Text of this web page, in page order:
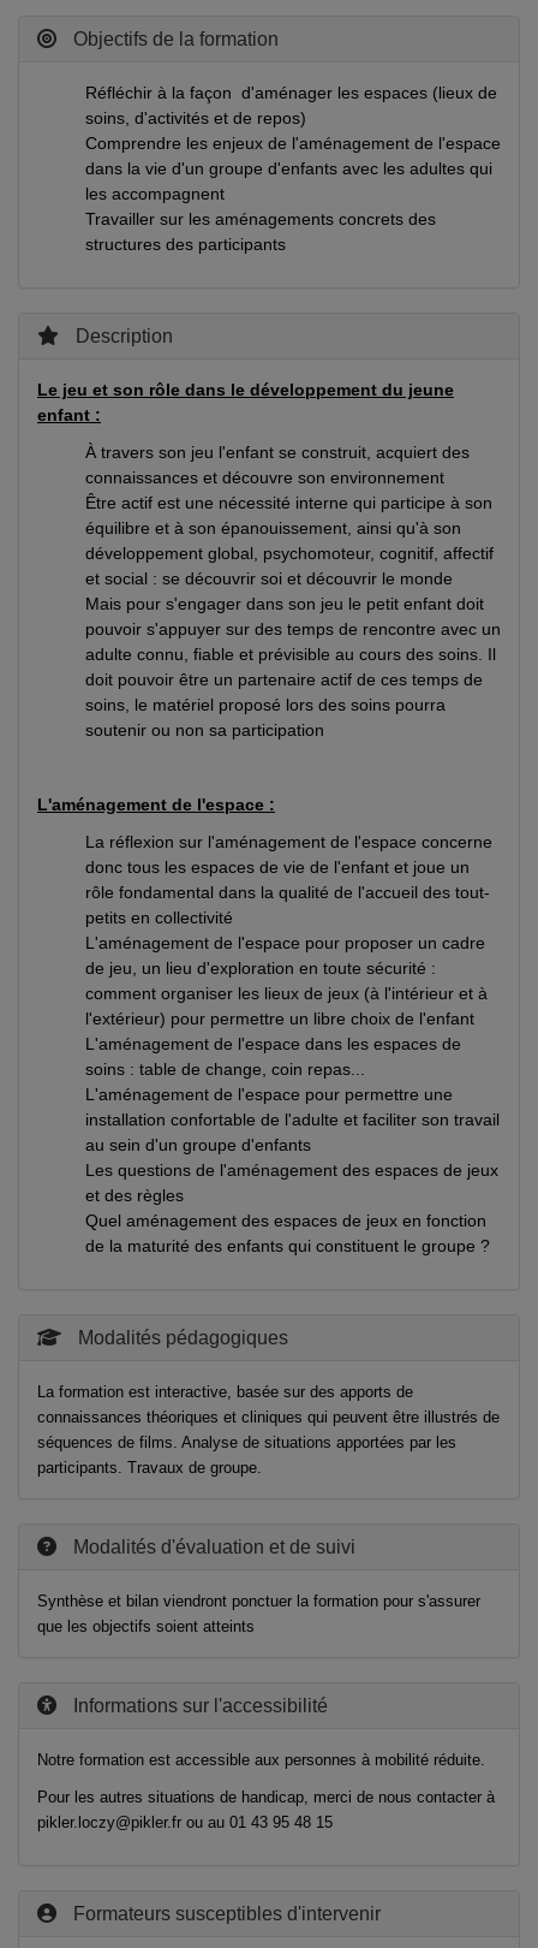
Objectifs de la formation
Réfléchir à la façon d'aménager les espaces (lieux de
soins, d'activités et de repos)
Comprendre les enjeux de l'aménagement de l'espace
dans la vie d'un groupe d'enfants avec les adultes qui
les accompagnent
Travailler sur les aménagements concrets des
structures des participants
Description
Le jeu et son rôle dans le développement du jeune
enfant :
À travers son jeu l'enfant se construit, acquiert des
connaissances et découvre son environnement
Être actif est une nécessité interne qui participe à son
équilibre et à son épanouissement, ainsi qu'à son
développement global, psychomoteur, cognitif, affectif
et social : se découvrir soi et découvrir le monde
Mais pour s'engager dans son jeu le petit enfant doit
pouvoir s'appuyer sur des temps de rencontre avec un
adulte connu, fiable et prévisible au cours des soins. Il
doit pouvoir être un partenaire actif de ces temps de
soins, le matériel proposé lors des soins pourra
soutenir ou non sa participation
L'aménagement de l'espace :
La réflexion sur l'aménagement de l'espace concerne
donc tous les espaces de vie de l'enfant et joue un
rôle fondamental dans la qualité de l'accueil des tout-
petits en collectivité
L'aménagement de l'espace pour proposer un cadre
de jeu, un lieu d'exploration en toute sécurité :
comment organiser les lieux de jeux (à l'intérieur et à
l'extérieur) pour permettre un libre choix de l'enfant
L'aménagement de l'espace dans les espaces de
soins : table de change, coin repas...
L'aménagement de l'espace pour permettre une
installation confortable de l'adulte et faciliter son travail
au sein d'un groupe d'enfants
Les questions de l'aménagement des espaces de jeux
et des règles
Quel aménagement des espaces de jeux en fonction
de la maturité des enfants qui constituent le groupe ?
Modalités pédagogiques
La formation est interactive, basée sur des apports de
connaissances théoriques et cliniques qui peuvent être illustrés de
séquences de films. Analyse de situations apportées par les
participants. Travaux de groupe.
Modalités d'évaluation et de suivi
Synthèse et bilan viendront ponctuer la formation pour s'assurer
que les objectifs soient atteints
Informations sur l'accessibilité
Notre formation est accessible aux personnes à mobilité réduite.
Pour les autres situations de handicap, merci de nous contacter à
pikler.loczy@pikler.fr ou au 01 43 95 48 15
Formateurs susceptibles d'intervenir